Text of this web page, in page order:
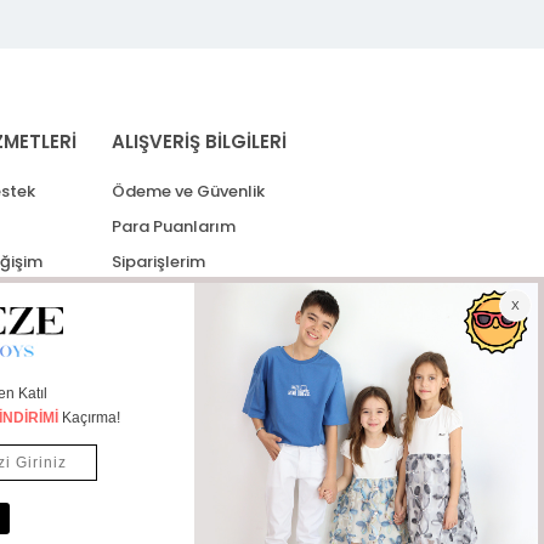
ALIŞVERİŞ BİLGİLERİ
Ödeme ve Güvenlik
Para Puanlarım
Siparişlerim